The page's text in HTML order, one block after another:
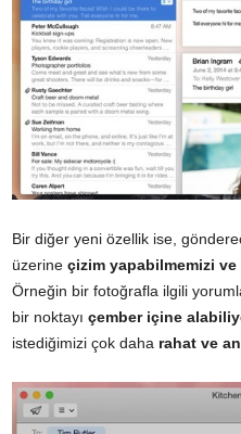
Bir diğer yeni özellik ise,
üzerine çizim yapabilmemizi
Örneğin bir fotoğrafla ilgili
bir noktayı çember içine
istediğimizi çok daha rahat ve